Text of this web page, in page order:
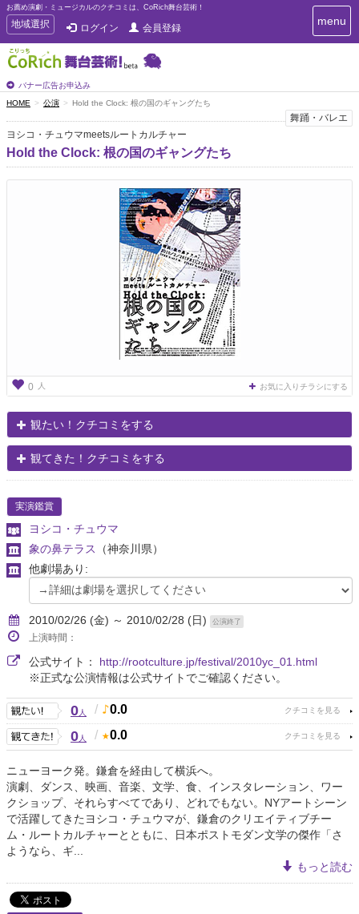
お薦め演劇・ミュージカルのクチコミは、CoRich舞台芸術！
T
o
g
g
e
n
a
v
g
地域選択 ログイン 会員登録
バナー広告お申込み
T
o
n
i
g
menu
HOME 公演 Hold the Clock: 根の国のギャングたち
舞踊・バレエ
ヨシコ・チュウマmeetsルートカルチャー
Hold the Clock: 根の国のギャングたち
0 人 お気に入りチラシにする
観たい！クチコミをする
観てきた！クチコミをする
実演鑑賞
ヨシコ・チュウマ
象の鼻テラス
（神奈川県）
他劇場あり:
2010/02/26 (金) ～ 2010/02/28 (日) 公演終了
上演時間：
公式サイト： http://rootculture.jp/festival/2010yc_01.html
※正式な公演情報は公式サイトでご確認ください。
0人 / 0.0
0人 / 0.0
ニューヨーク発。鎌倉を経由して横浜へ。
演劇、ダンス、映画、音楽、文学、食、インスタレーション、ワー
クショップ、それらすべてであり、どれでもない。NYアートシーン
で活躍してきたヨシコ・チュウマが、鎌倉のクリエイティブチー
ム・ルートカルチャーとともに、日本ポストモダン文学の傑作「さ
ようなら、ギ...
もっと読む